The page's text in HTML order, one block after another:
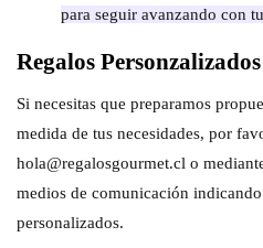
para seguir avanzando con
Regalos Personzalizados
Si necesitas que preparamos
medida de tus necesidades, por
hola@regalosgourmet.cl o
medios de comunicación
personalizados.